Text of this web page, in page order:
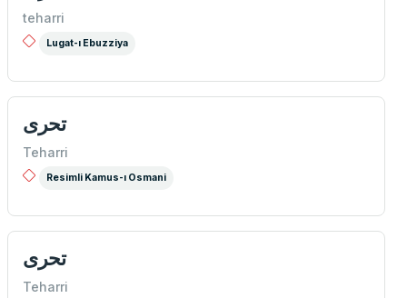
teharri
Lugat-ı Ebuzziya
تحری
Teharri
Resimli Kamus-ı Osmani
تحری
Teharri